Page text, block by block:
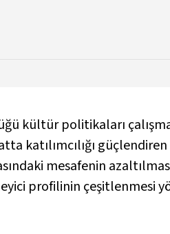
kültür politikaları
katılımcılığı
mesafenin
profilinin çeşitlenmesi